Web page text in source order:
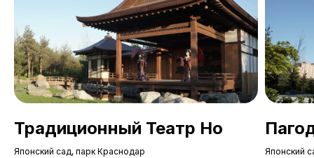
Традиционный Театр Но
Японский сад, парк Краснодар Японский